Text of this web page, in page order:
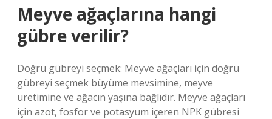
Meyve ağaçlarına hangi
gübre verilir?
Doğru gübreyi seçmek: Meyve ağaçları için doğru
gübreyi seçmek büyüme mevsimine, meyve
üretimine ve ağacın yaşına bağlıdır. Meyve ağaçları
için azot, fosfor ve potasyum içeren NPK gübresi